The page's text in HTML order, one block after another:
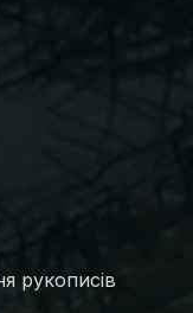
рукописів